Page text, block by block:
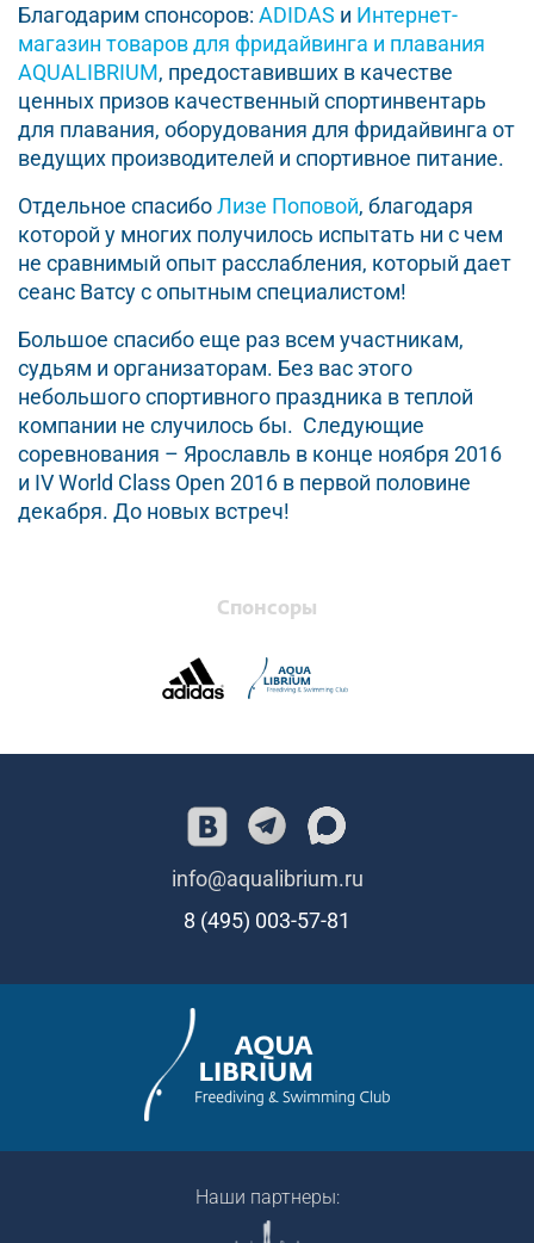
Благодарим спонсоров: ADIDAS и Интернет-
магазин товаров для фридайвинга и плавания
AQUALIBRIUM, предоставивших в качестве
ценных призов качественный спортинвентарь
для плавания, оборудования для фридайвинга от
ведущих производителей и спортивное питание.
Отдельное спасибоЛизе Поповой, благодаря
которой у многих получилось испытать ни с чем
не сравнимый опыт расслабления, который дает
сеанс Ватсу с опытным специалистом!
Большое спасибо еще раз всем участникам,
судьям и организаторам. Без вас этого
небольшого спортивного праздника в теплой
компании не случилось бы. Следующие
соревнования – Ярославль в конце ноября 2016
и IV World Class Open 2016 в первой половине
декабря. До новых встреч!
Спонсоры
info@aqualibrium.ru
8 (495) 003-57-81
Наши партнеры: